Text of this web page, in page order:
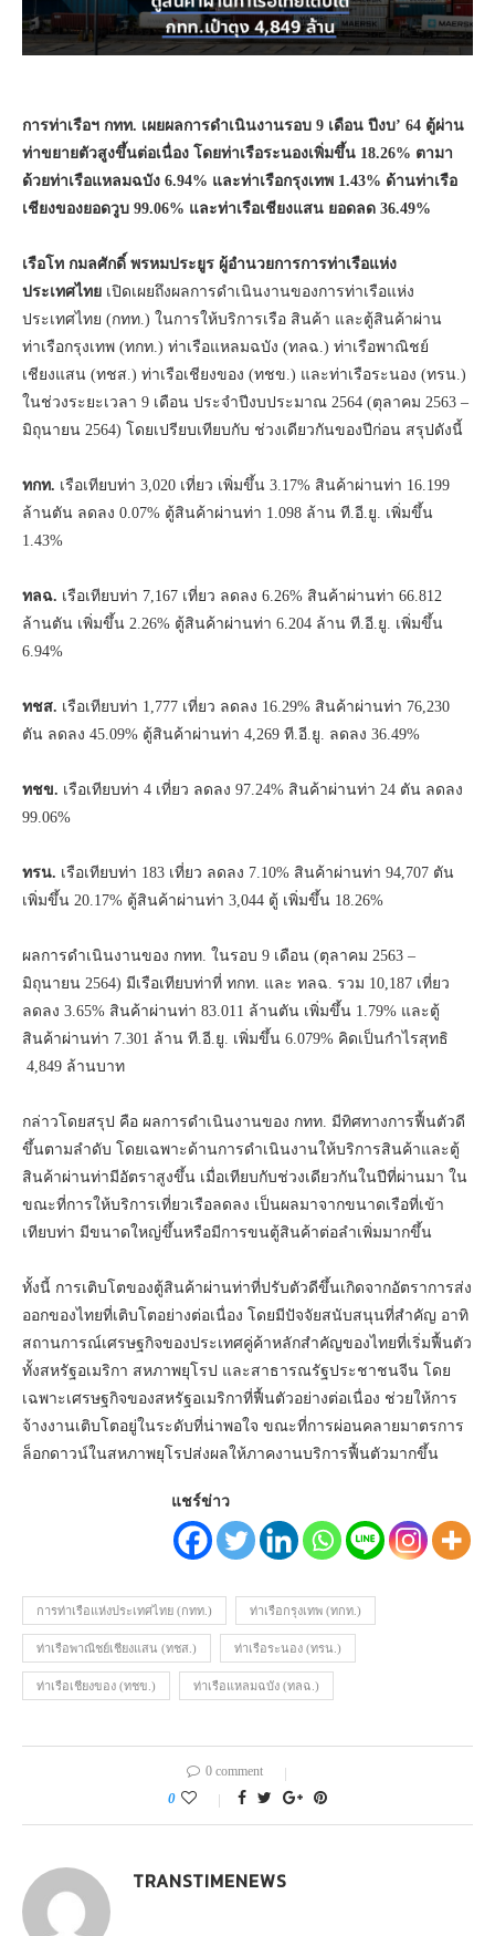
การท่าเรือฯ กทท. เผยผลการดำเนินงานรอบ 9 เดือน ปีงบ’ 64 ตู้ผ่าน
ท่าขยายตัวสูงขึ้นต่อเนื่อง โดยท่าเรือระนองเพิ่มขึ้น 18.26% ตามา
ด้วยท่าเรือแหลมฉบัง 6.94% และท่าเรือกรุงเทพ 1.43% ด้านท่าเรือ
เชียงของยอดวูบ 99.06% และท่าเรือเชียงแสน ยอดลด 36.49%
เรือโท กมลศักดิ์ พรหมประยูร ผู้อำนวยการการท่าเรือแห่ง
ประเทศไทย เปิดเผยถึงผลการดำเนินงานของการท่าเรือแห่ง
ประเทศไทย (กทท.) ในการให้บริการเรือ สินค้า และตู้สินค้าผ่าน
ท่าเรือกรุงเทพ (ทกท.) ท่าเรือแหลมฉบัง (ทลฉ.) ท่าเรือพาณิชย์
เชียงแสน (ทชส.) ท่าเรือเชียงของ (ทชข.) และท่าเรือระนอง (ทรน.)
ในช่วงระยะเวลา 9 เดือน ประจำปีงบประมาณ 2564 (ตุลาคม 2563 –
มิถุนายน 2564) โดยเปรียบเทียบกับ ช่วงเดียวกันของปีก่อน สรุปดังนี้
ทกท. เรือเทียบท่า 3,020 เที่ยว เพิ่มขึ้น 3.17% สินค้าผ่านท่า 16.199
ล้านตัน ลดลง 0.07% ตู้สินค้าผ่านท่า 1.098 ล้าน ที.อี.ยู. เพิ่มขึ้น
1.43%
ทลฉ. เรือเทียบท่า 7,167 เที่ยว ลดลง 6.26% สินค้าผ่านท่า 66.812
ล้านตัน เพิ่มขึ้น 2.26% ตู้สินค้าผ่านท่า 6.204 ล้าน ที.อี.ยู. เพิ่มขึ้น
6.94%
ทชส. เรือเทียบท่า 1,777 เที่ยว ลดลง 16.29% สินค้าผ่านท่า 76,230
ตัน ลดลง 45.09% ตู้สินค้าผ่านท่า 4,269 ที.อี.ยู. ลดลง 36.49%
ทชข. เรือเทียบท่า 4 เที่ยว ลดลง 97.24% สินค้าผ่านท่า 24 ตัน ลดลง
99.06%
ทรน. เรือเทียบท่า 183 เที่ยว ลดลง 7.10% สินค้าผ่านท่า 94,707 ตัน
เพิ่มขึ้น 20.17% ตู้สินค้าผ่านท่า 3,044 ตู้ เพิ่มขึ้น 18.26%
ผลการดำเนินงานของ กทท. ในรอบ 9 เดือน (ตุลาคม 2563 –
มิถุนายน 2564) มีเรือเทียบท่าที่ ทกท. และ ทลฉ. รวม 10,187 เที่ยว
ลดลง 3.65% สินค้าผ่านท่า 83.011 ล้านตัน เพิ่มขึ้น 1.79% และตู้
สินค้าผ่านท่า 7.301 ล้าน ที.อี.ยู. เพิ่มขึ้น 6.079% คิดเป็นกำไรสุทธิ
4,849 ล้านบาท
กล่าวโดยสรุป คือ ผลการดำเนินงานของ กทท. มีทิศทางการฟื้นตัวดี
ขึ้นตามลำดับ โดยเฉพาะด้านการดำเนินงานให้บริการสินค้าและตู้
สินค้าผ่านท่ามีอัตราสูงขึ้น เมื่อเทียบกับช่วงเดียวกันในปีที่ผ่านมา ใน
ขณะที่การให้บริการเที่ยวเรือลดลง เป็นผลมาจากขนาดเรือที่เข้า
เทียบท่า มีขนาดใหญ่ขึ้นหรือมีการขนตู้สินค้าต่อลำเพิ่มมากขึ้น
ทั้งนี้ การเติบโตของตู้สินค้าผ่านท่าที่ปรับตัวดีขึ้นเกิดจากอัตราการส่ง
ออกของไทยที่เติบโตอย่างต่อเนื่อง โดยมีปัจจัยสนับสนุนที่สำคัญ อาทิ
สถานการณ์เศรษฐกิจของประเทศคู่ค้าหลักสำคัญของไทยที่เริ่มฟื้นตัว
ทั้งสหรัฐอเมริกา สหภาพยุโรป และสาธารณรัฐประชาชนจีน โดย
เฉพาะเศรษฐกิจของสหรัฐอเมริกาที่ฟื้นตัวอย่างต่อเนื่อง ช่วยให้การ
จ้างงานเติบโตอยู่ในระดับที่น่าพอใจ ขณะที่การผ่อนคลายมาตรการ
ล็อกดาวน์ในสหภาพยุโรปส่งผลให้ภาคงานบริการฟื้นตัวมากขึ้น
แชร์ข่าว
การท่าเรือแห่งประเทศไทย (กทท.) ท่าเรือกรุงเทพ (ทกท.)
ท่าเรือพาณิชย์เชียงแสน (ทชส.) ท่าเรือระนอง (ทรน.)
ท่าเรือเชียงของ (ทชข.) ท่าเรือแหลมฉบัง (ทลฉ.)
0 comment
0
TRANSTIMENEWS